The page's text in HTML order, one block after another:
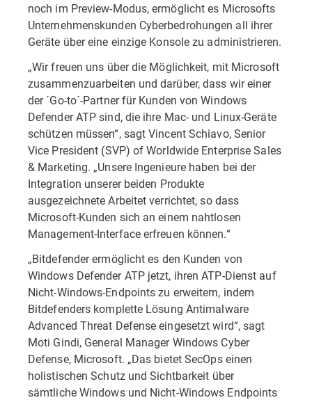
noch im Preview-Modus, ermöglicht es Microsofts
Unternehmenskunden Cyberbedrohungen all ihrer
Geräte über eine einzige Konsole zu administrieren.
„Wir freuen uns über die Möglichkeit, mit Microsoft
zusammenzuarbeiten und darüber, dass wir einer
der ´Go-to´-Partner für Kunden von Windows
Defender ATP sind, die ihre Mac- und Linux-Geräte
schützen müssen“, sagt Vincent Schiavo, Senior
Vice President (SVP) of Worldwide Enterprise Sales
& Marketing. „Unsere Ingenieure haben bei der
Integration unserer beiden Produkte
ausgezeichnete Arbeitet verrichtet, so dass
Microsoft-Kunden sich an einem nahtlosen
Management-Interface erfreuen können.“
„Bitdefender ermöglicht es den Kunden von
Windows Defender ATP jetzt, ihren ATP-Dienst auf
Nicht-Windows-Endpoints zu erweitern, indem
Bitdefenders komplette Lösung Antimalware
Advanced Threat Defense eingesetzt wird“, sagt
Moti Gindi, General Manager Windows Cyber
Defense, Microsoft. „Das bietet SecOps einen
holistischen Schutz und Sichtbarkeit über
sämtliche Windows und Nicht-Windows Endpoints